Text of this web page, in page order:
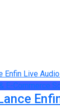
E-Commerce